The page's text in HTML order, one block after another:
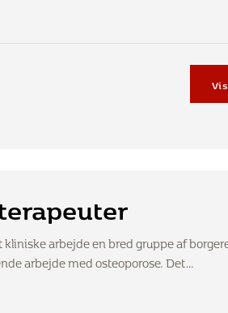
arbejde en bred gruppe af
arbejde med osteoporose. Det…